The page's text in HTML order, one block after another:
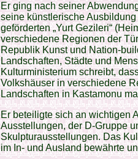
Er ging nach seiner
seine künstlerische
geförderten „Yurt Gezileri“
verschiedene Regionen der
Republik Kunst und Nation-
Landschaften, Städte und
Kulturministerium schreibt,
Volkshäuser in verschiedene
Landschaften in Kastamonu
Er beteiligte sich an wichtigen
Ausstellungen, der D-Gruppe
Skulpturausstellungen. Das
im In- und Ausland bewährte